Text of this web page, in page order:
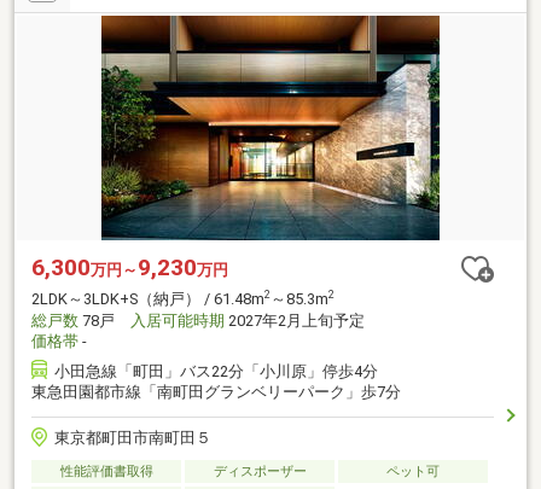
6,300万円～ 9,230万円
2LDK～3LDK+S（納戸） / 61.48m2 ～85.3m2
総戸数 78戸 入居可能時期 2027年2月上旬予定
価格帯 -
小田急線「町田」バス22分「小川原」停歩4分
東急田園都市線「南町田グランベリーパーク」歩7分
東京都町田市南町田５
性能評価書取得 ディスポーザー
ペット可